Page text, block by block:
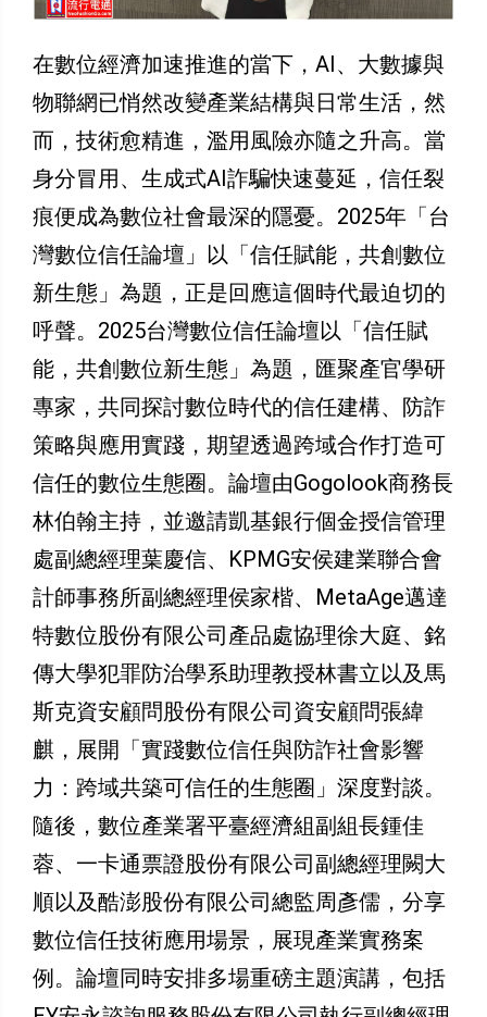
在數位經濟加速推進的當下，AI、大數據與
物聯網已悄然改變產業結構與日常生活，然
而，技術愈精進，濫用風險亦隨之升高。當
身分冒用、生成式AI詐騙快速蔓延，信任裂
痕便成為數位社會最深的隱憂。2025年「台
灣數位信任論壇」以「信任賦能，共創數位
新生態」為題，正是回應這個時代最迫切的
呼聲。2025台灣數位信任論壇以「信任賦
能，共創數位新生態」為題，匯聚產官學研
專家，共同探討數位時代的信任建構、防詐
策略與應用實踐，期望透過跨域合作打造可
信任的數位生態圈。論壇由Gogolook商務長
林伯翰主持，並邀請凱基銀行個金授信管理
處副總經理葉慶信、KPMG安侯建業聯合會
計師事務所副總經理侯家楷、MetaAge邁達
特數位股份有限公司產品處協理徐大庭、銘
傳大學犯罪防治學系助理教授林書立以及馬
斯克資安顧問股份有限公司資安顧問張緯
麒，展開「實踐數位信任與防詐社會影響
力：跨域共築可信任的生態圈」深度對談。
隨後，數位產業署平臺經濟組副組長鍾佳
蓉、一卡通票證股份有限公司副總經理闕大
順以及酷澎股份有限公司總監周彥儒，分享
數位信任技術應用場景，展現產業實務案
例。論壇同時安排多場重磅主題演講，包括